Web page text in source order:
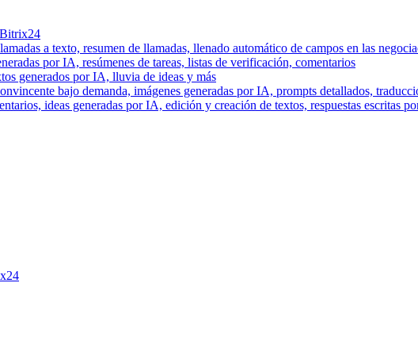
a texto, resumen de llamadas, llenado automático de campos en las
por IA, resúmenes de tareas, listas de verificación, comentarios
generados por IA, lluvia de ideas y más
bajo demanda, imágenes generadas por IA, prompts detallados,
ideas generadas por IA, edición y creación de textos, respuestas escritas